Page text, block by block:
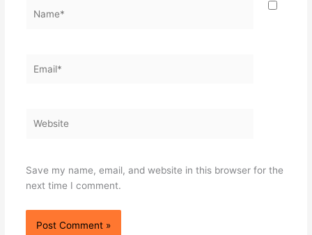
Save my name, email, and website in this browser for the
next time I comment.